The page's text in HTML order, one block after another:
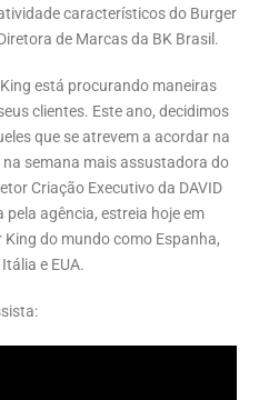
característicos do Burger
de Marcas da BK Brasil.
está procurando maneiras
clientes. Este ano, decidimos
que se atrevem a acordar na
semana mais assustadora do
Criação Executivo da DAVID
agência, estreia hoje em
do mundo como Espanha,
e EUA.